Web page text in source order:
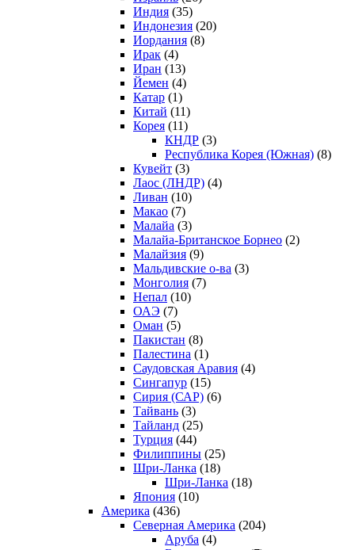
Индия (35)
Индонезия (20)
Иордания (8)
Ирак (4)
Иран (13)
Йемен (4)
Катар (1)
Китай (11)
Корея (11)
КНДР (3)
Республика Корея (Южная) (8)
Кувейт (3)
Лаос (ЛНДР) (4)
Ливан (10)
Макао (7)
Малайа (3)
Малайа-Британское Борнео (2)
Малайзия (9)
Мальдивские о-ва (3)
Монголия (7)
Непал (10)
ОАЭ (7)
Оман (5)
Пакистан (8)
Палестина (1)
Саудовская Аравия (4)
Сингапур (15)
Сирия (САР) (6)
Тайвань (3)
Тайланд (25)
Турция (44)
Филиппины (25)
Шри-Ланка (18)
Шри-Ланка (18)
Япония (10)
Америка (436)
Северная Америка (204)
Аруба (4)